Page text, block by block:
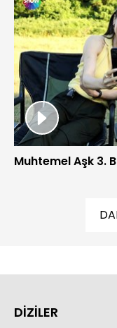
Muhtemel Aşk 3.
DİZİLER